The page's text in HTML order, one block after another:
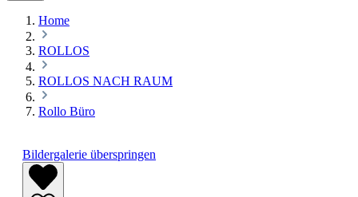
Home
ROLLOS
ROLLOS NACH RAUM
Rollo Büro
Bildergalerie überspringen